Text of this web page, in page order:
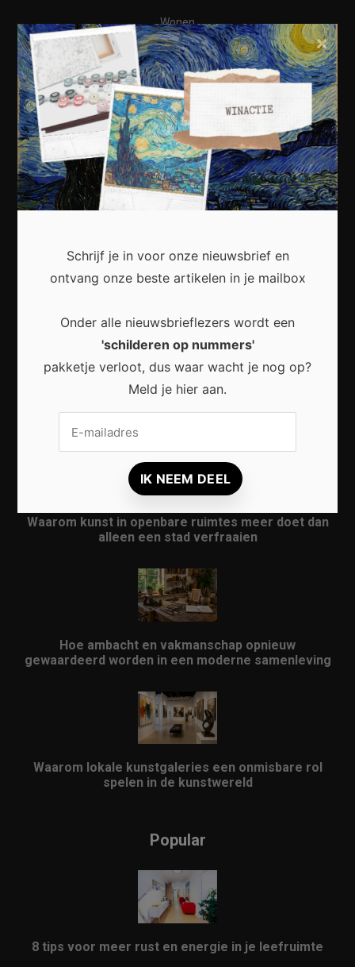
Wonen
Business
Financieel
Varia
Meest recent
Waarom een thuisbatterij steeds interessanter
Waarom micro-avonturen de perfecte manier zijn
om Nederland opnieuw te ontdekken
Waarom kunst in openbare ruimtes meer doet dan
alleen een stad verfraaien
Hoe ambacht en vakmanschap opnieuw
gewaardeerd worden in een moderne samenleving
Waarom lokale kunstgaleries een onmisbare rol
spelen in de kunstwereld
Popular
8 tips voor meer rust en energie in je leefruimte
Schrijf je in voor onze nieuwsbrief en
ontvang onze beste artikelen in je mailbox
Onder alle nieuwsbrieflezers wordt een
'schilderen op nummers'
pakketje verloot, dus waar wacht je nog op?
Meld je hier aan.
×